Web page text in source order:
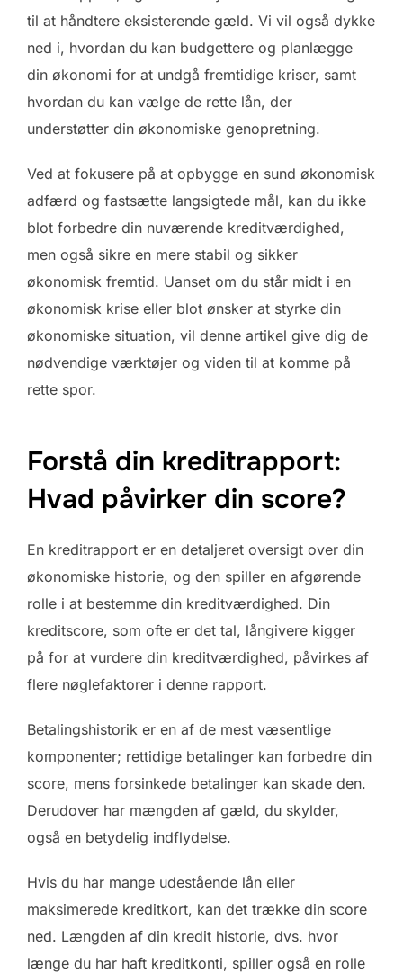
til at håndtere eksisterende gæld. Vi vil også dykke
ned i, hvordan du kan budgettere og planlægge
din økonomi for at undgå fremtidige kriser, samt
hvordan du kan vælge de rette lån, der
understøtter din økonomiske genopretning.
Ved at fokusere på at opbygge en sund økonomisk
adfærd og fastsætte langsigtede mål, kan du ikke
blot forbedre din nuværende kreditværdighed,
men også sikre en mere stabil og sikker
økonomisk fremtid. Uanset om du står midt i en
økonomisk krise eller blot ønsker at styrke din
økonomiske situation, vil denne artikel give dig de
nødvendige værktøjer og viden til at komme på
rette spor.
Forstå din kreditrapport:
Hvad påvirker din score?
En kreditrapport er en detaljeret oversigt over din
økonomiske historie, og den spiller en afgørende
rolle i at bestemme din kreditværdighed. Din
kreditscore, som ofte er det tal, långivere kigger
på for at vurdere din kreditværdighed, påvirkes af
flere nøglefaktorer i denne rapport.
Betalingshistorik er en af de mest væsentlige
komponenter; rettidige betalinger kan forbedre din
score, mens forsinkede betalinger kan skade den.
Derudover har mængden af gæld, du skylder,
også en betydelig indflydelse.
Hvis du har mange udestående lån eller
maksimerede kreditkort, kan det trække din score
ned. Længden af din kredit historie, dvs. hvor
længe du har haft kreditkonti, spiller også en rolle